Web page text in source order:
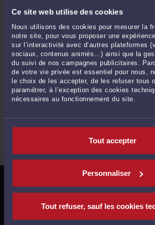
Ce site web utilise des cookies
Nous utilisons des cookies pour mesurer la
notre site, pour vous proposer une
sur l’interactivité avec d’autres plateformes
sociaux, contenus animés…) ainsi que la
du suivi de nos campagnes publicitaires.
de votre vie privée est essentiel pour nous,
le choix de les accepter, de les refuser tous
paramétrer, à l’exception des cookies
nécessaires au fonctionnement du site.
Tout accepter
Personnaliser
Tout refuser, sauf les cookies
2
Droit fiscal et droit douanier
Droit des sociétés
Droit des associations et
ME CÉCILE BERTON
9 Rue Louis de Foix 17200
Accepte les consultations vidéo
Droit fiscal et droit douanier
Droit commercial, des affaires
Droit des sociétés
4
ME REBECCA REMOND
Fiscalité des particuliers
Droit de la famille, des
Droit pénal
MENTIONS LÉGALES
POLITIQUE DE
POLITIQUE DES COOKIES